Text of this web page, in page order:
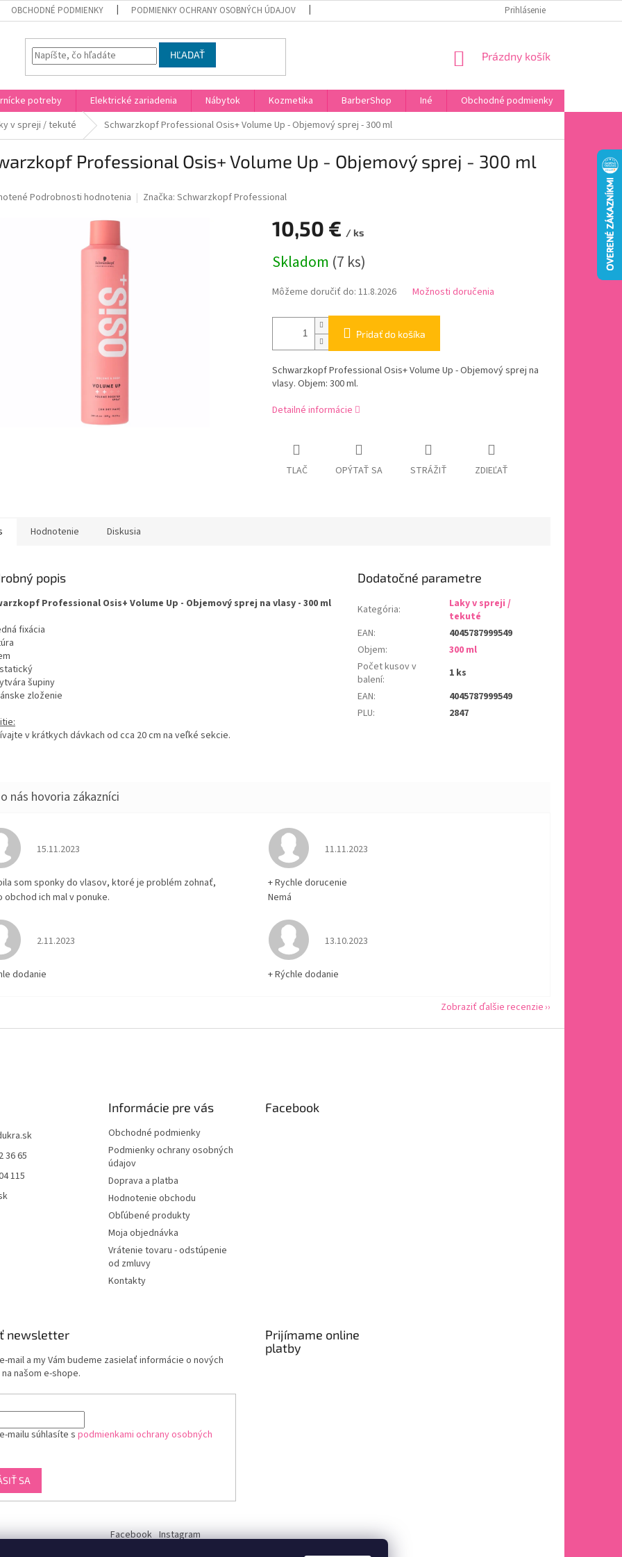
OBCHODNÉ PODMIENKY PODMIENKY OCHRANY OSOBNÝCH ÚDAJOV HODNOTENIE OBCHODUPrihlásenie
HĽADAŤ
NÁKUPNÝ
Prázdny košík
potreby Elektrické zariadenia Nábytok Kozmetika BarberShop Iné Obchodné podmienky
v spreji / tekuté Schwarzkopf Professional Osis+ Volume Up - Objemový sprej - 300 ml
Professional Osis+ Volume Up - Objemový sprej - 300 ml
Podrobnosti hodnotenia Značka: Schwarzkopf Professional
10,50 € / ks
cena:
Skladom (7 ks)
Môžeme doručiť do: 11.8.2026 Možnosti doručenia
Pridať do košíka
Schwarzkopf Professional Osis+ Volume Up - Objemový sprej na
vlasy. Objem: 300 ml.
Detailné informácie
TLAČ OPÝTAŤ SA STRÁŽIŤ ZDIEĽAŤ
Hodnotenie Diskusia
popis
Professional Osis+ Volume Up - Objemový sprej na vlasy - 300 ml
fixácia
šupiny
zloženie
v krátkych dávkach od cca 20 cm na veľké sekcie.
Dodatočné parametre
Kategória:
Laky v spreji /
tekuté
EAN:
4045787999549
Objem:
300 ml
Počet kusov v
balení:
1 ks
EAN:
4045787999549
PLU: 2847
Hodnotenie obchodu je 5 z 5 hviezdičiek.
15.11.2023
som sponky do vlasov, ktoré je problém zohnať,
obchod ich mal v ponuke.
Hodnotenie obchodu je 5 z 5 hviezdičiek.
11.11.2023
+ Rychle dorucenie
Nemá
Hodnotenie obchodu je 5 z 5 hviezdičiek.
2.11.2023
dodanie
Hodnotenie obchodu je 5 z 5 hviezdičiek.
13.10.2023
+ Rýchle dodanie
Zobraziť ďalšie recenzie
36 65
115
Informácie pre vás
Obchodné podmienky
Podmienky ochrany osobných
údajov
Doprava a platba
Hodnotenie obchodu
Obľúbené produkty
Moja objednávka
Vrátenie tovaru - odstúpenie
od zmluvy
Kontakty
Facebook
newsletter
mail a my Vám budeme zasielať informácie o nových
našom e-shope.
mailu súhlasíte s podmienkami ochrany osobných
SA
Prijímame online
platby
Facebook Instagram